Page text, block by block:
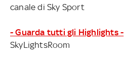
canale di Sky Sport
- Guarda tutti gli Highlights -
SkyLightsRoom